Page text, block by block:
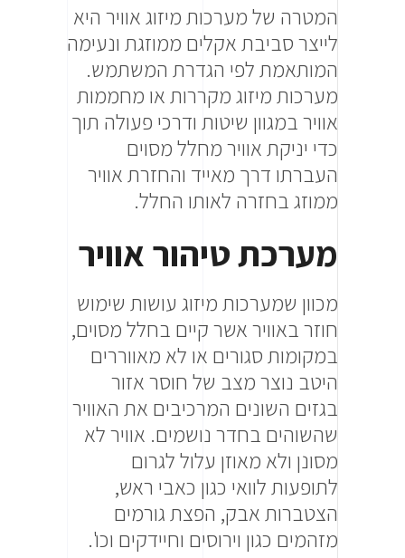
המטרה של מערכות מיזוג אוויר היא
לייצר סביבת אקלים ממוזגת ונעימה
המותאמת לפי הגדרת המשתמש.
מערכות מיזוג מקררות או מחממות
אוויר במגוון שיטות ודרכי פעולה תוך
כדי יניקת אוויר מחלל מסוים
העברתו דרך מאייד והחזרת אוויר
ממוזג בחזרה לאותו החלל.
מערכת טיהור אוויר
מכוון שמערכות מיזוג עושות שימוש
חוזר באוויר אשר קיים בחלל מסוים,
במקומות סגורים או לא מאווררים
היטב נוצר מצב של חוסר אזור
בגזים השונים המרכיבים את האוויר
שהשוהים בחדר נושמים. אוויר לא
מסונן ולא מאוזן עלול לגרום
לתופעות לוואי כגון כאבי ראש,
הצטברות אבק, הפצת גורמים
מזהמים כגון וירוסים וחיידקים וכו'.